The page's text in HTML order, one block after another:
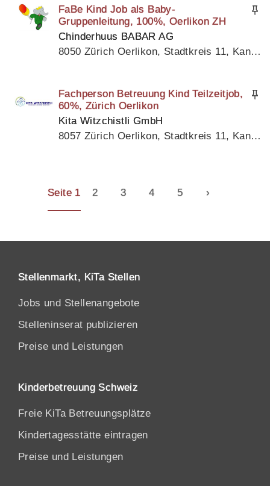
FaBe Kind Job als Baby-
Gruppenleitung, 100%, Oerlikon ZH
Chinderhuus BABAR AG
8050 Zürich Oerlikon, Stadtkreis 11, Kanton Zürich
Fachperson Betreuung Kind Teilzeitjob,
60%, Zürich Oerlikon
Kita Witzchistli GmbH
8057 Zürich Oerlikon, Stadtkreis 11, Kanton Zürich
Seite 1 2 3 4 5 ›
Stellenmarkt, KiTa Stellen
Jobs und Stellenangebote
Stelleninserat publizieren
Preise und Leistungen
Kinderbetreuung Schweiz
Freie KiTa Betreuungsplätze
Kindertagesstätte eintragen
Preise und Leistungen